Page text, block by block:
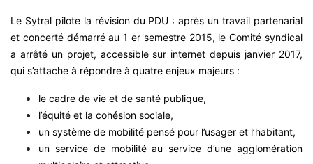
Le Sytral pilote la révision du PDU : après un travail partenarial
et concerté démarré au 1 er semestre 2015, le Comité syndical
a arrêté un projet, accessible sur internet depuis janvier 2017,
qui s’attache à répondre à quatre enjeux majeurs :
le cadre de vie et de santé publique,
l’équité et la cohésion sociale,
un système de mobilité pensé pour l’usager et l’habitant,
un service de mobilité au service d’une agglomération